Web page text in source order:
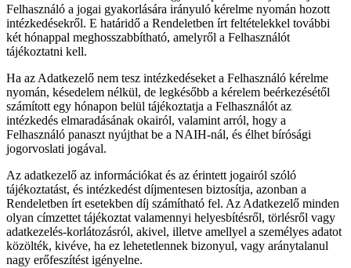
Felhasználó a jogai gyakorlására irányuló kérelme nyomán hozott
intézkedésekről. E határidő a Rendeletben írt feltételekkel további
két hónappal meghosszabbítható, amelyről a Felhasználót
tájékoztatni kell.
Ha az Adatkezelő nem tesz intézkedéseket a Felhasználó kérelme
nyomán, késedelem nélkül, de legkésőbb a kérelem beérkezésétől
számított egy hónapon belül tájékoztatja a Felhasználót az
intézkedés elmaradásának okairól, valamint arról, hogy a
Felhasználó panaszt nyújthat be a NAIH-nál, és élhet bírósági
jogorvoslati jogával.
Az adatkezelő az információkat és az érintett jogairól szóló
tájékoztatást, és intézkedést díjmentesen biztosítja, azonban a
Rendeletben írt esetekben díj számítható fel. Az Adatkezelő minden
olyan címzettet tájékoztat valamennyi helyesbítésről, törlésről vagy
adatkezelés-korlátozásról, akivel, illetve amellyel a személyes adatot
közölték, kivéve, ha ez lehetetlennek bizonyul, vagy aránytalanul
nagy erőfeszítést igényelne.